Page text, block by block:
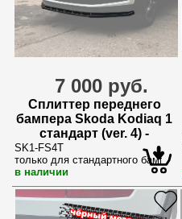
7 000 руб.
Сплиттер переднего
бампера Skoda Kodiaq 1
стандарт (ver. 4) -
текстурный
SK1-FS4T
только для стандартного бампера
в наличии